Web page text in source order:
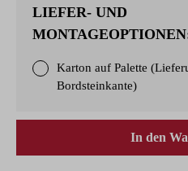
LIEFER- UND
Karton auf Palette
Bordsteinkante)
In den